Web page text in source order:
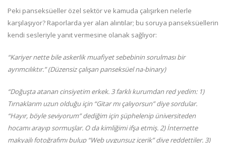
Peki panseksüeller özel sektör ve kamuda çalışırken nelerle
karşılaşıyor? Raporlarda yer alan alıntılar; bu soruya panseksüellerin
kendi sesleriyle yanıt vermesine olanak sağlıyor:
“Kariyer nette bile askerlik muafiyet sebebinin sorulması bir
ayrımcılıktır.” (Düzensiz çalışan panseksüel na-binary)
“Doğuşta atanan cinsiyetim erkek. 3 farklı kurumdan red yedim: 1)
Tırnaklarım uzun olduğu için “Gitar mı çalıyorsun” diye sordular.
“Hayır, böyle seviyorum” dediğim için şüphelenip üniversiteden
hocamı arayıp sormuşlar. O da kimliğimi ifşa etmiş. 2) İnternette
makyajlı fotoğrafımı bulup “Web uygunsuz içerik” diye reddettiler. 3)